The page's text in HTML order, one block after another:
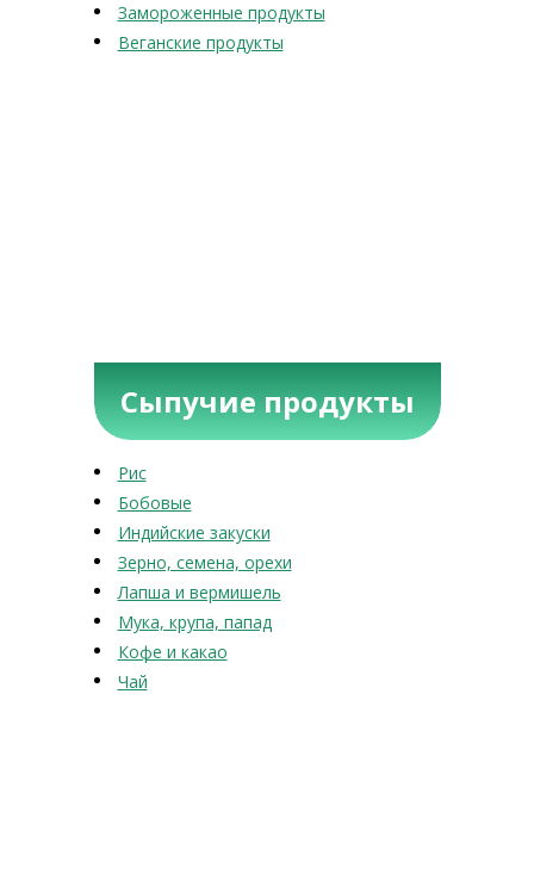
Замороженные продукты
Веганские продукты
Сыпучие продукты
Рис
Бобовые
Индийские закуски
Зерно, семена, орехи
Лапша и вермишель
Мука, крупа, папад
Кофе и какао
Чай